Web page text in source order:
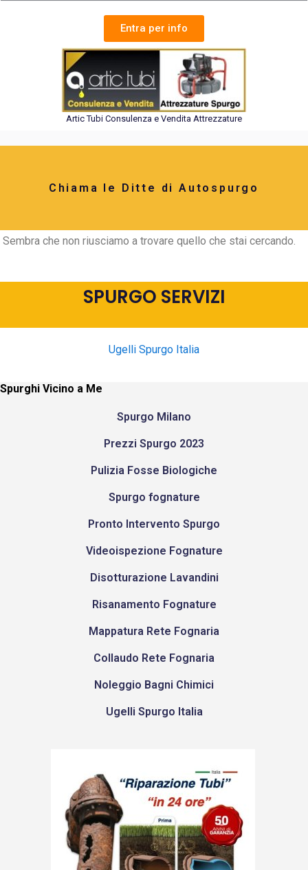
Entra per info
Artic Tubi Consulenza e Vendita Attrezzature
Chiama le Ditte di Autospurgo
Sembra che non riusciamo a trovare quello che stai cercando.
SPURGO SERVIZI
Ugelli Spurgo Italia
Spurghi Vicino a Me
Spurgo Milano
Prezzi Spurgo 2023
Pulizia Fosse Biologiche
Spurgo fognature
Pronto Intervento Spurgo
Videoispezione Fognature
Disotturazione Lavandini
Risanamento Fognature
Mappatura Rete Fognaria
Collaudo Rete Fognaria
Noleggio Bagni Chimici
Ugelli Spurgo Italia